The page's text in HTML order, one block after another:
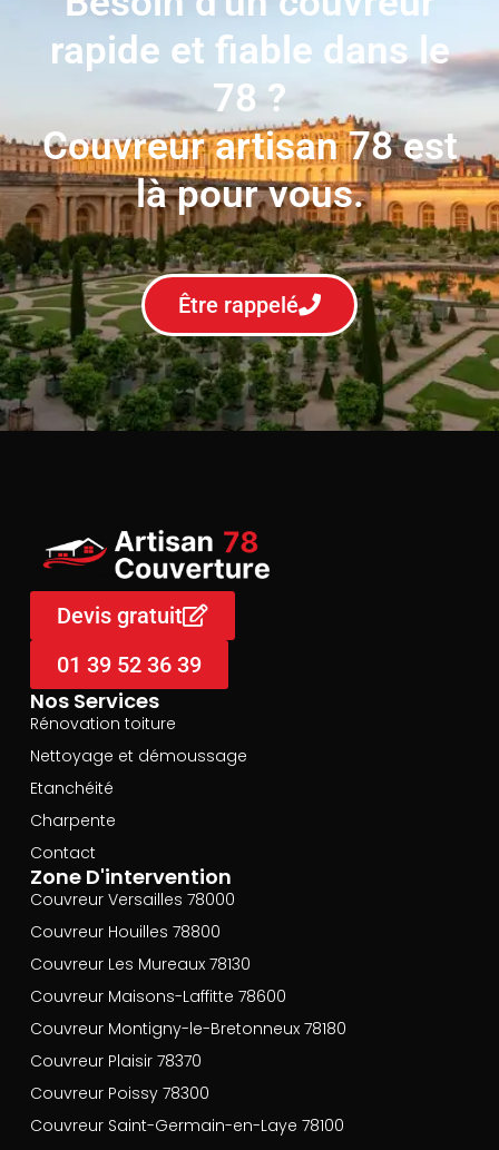
rapide et fiable dans le
78 ?
Couvreur artisan 78 est
là pour vous.
Être rappelé
Zone D'intervention
Couvreur Versailles 78000
Couvreur Houilles 78800
Couvreur Les Mureaux 78130
Couvreur Maisons-Laffitte 78600
Couvreur Montigny-le-Bretonneux 78180
Couvreur Plaisir 78370
Couvreur Poissy 78300
Couvreur Saint-Germain-en-Laye 78100
Nos Services
Rénovation toiture
Nettoyage et démoussage
Etanchéité
Charpente
Contact
Devis gratuit
01 39 52 36 39